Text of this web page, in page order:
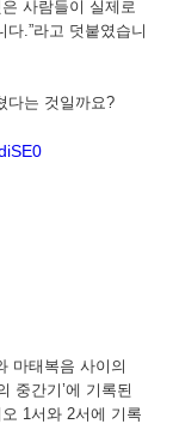
사람들이 실제로
.”라고 덧붙였습니
다는 것일까요?
마태복음 사이의
중간기’에 기록된
1서와 2서에 기록